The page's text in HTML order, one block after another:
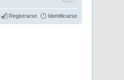
Registrarse Identificarse